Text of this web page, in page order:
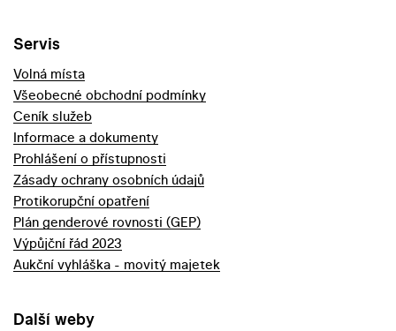
Servis
Volná místa
Všeobecné obchodní podmínky
Ceník služeb
Informace a dokumenty
Prohlášení o přístupnosti
Zásady ochrany osobních údajů
Protikorupční opatření
Plán genderové rovnosti (GEP)
Výpůjční řád 2023
Aukční vyhláška - movitý majetek
Další weby